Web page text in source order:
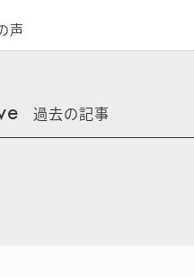
声
過去の記事